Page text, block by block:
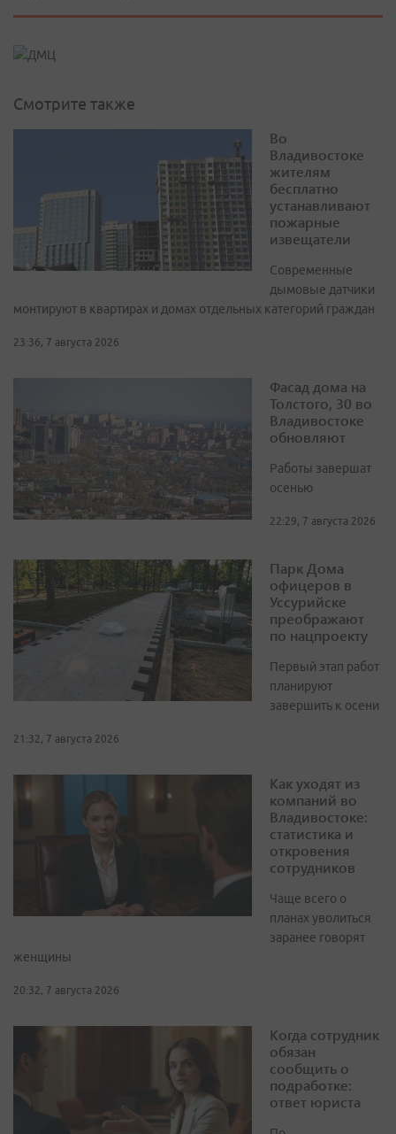
Смотрите также
Во
Владивостоке
жителям
бесплатно
устанавливают
пожарные
извещатели
Современные
дымовые датчики
монтируют в квартирах и домах отдельных категорий граждан
23:36, 7 августа 2026
Фасад дома на
Толстого, 30 во
Владивостоке
обновляют
Работы завершат
осенью
22:29, 7 августа 2026
Парк Дома
офицеров в
Уссурийске
преображают
по нацпроекту
Первый этап работ
планируют
завершить к осени
21:32, 7 августа 2026
Как уходят из
компаний во
Владивостоке:
статистика и
откровения
сотрудников
Чаще всего о
планах уволиться
заранее говорят
женщины
20:32, 7 августа 2026
Когда сотрудник
обязан
сообщить о
подработке:
ответ юриста